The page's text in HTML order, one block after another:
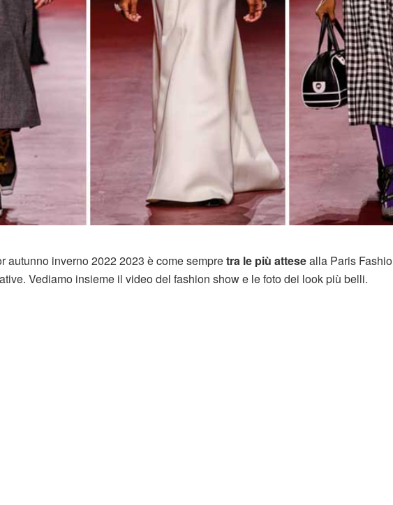
autunno inverno 2022 2023 è come sempretra le più attesealla Paris
Vediamo insieme il video del fashion show e le foto dei look più belli.